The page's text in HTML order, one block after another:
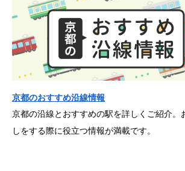
京都のおすすめ沿線情報
京都の沿線とおすすめの駅を詳しくご紹介。
しをする際に役立つ情報が満載です。